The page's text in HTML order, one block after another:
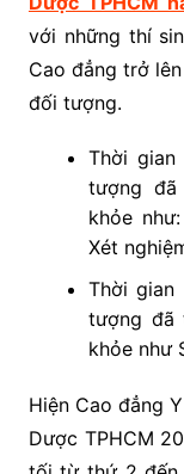
với những thí
Cao đẳng trở
đối tượng.
Thời gian
tượng đã
khỏe
Xét
Thời gian
tượng đã
khỏe như
Hiện Cao đẳng
Dược TPHCM